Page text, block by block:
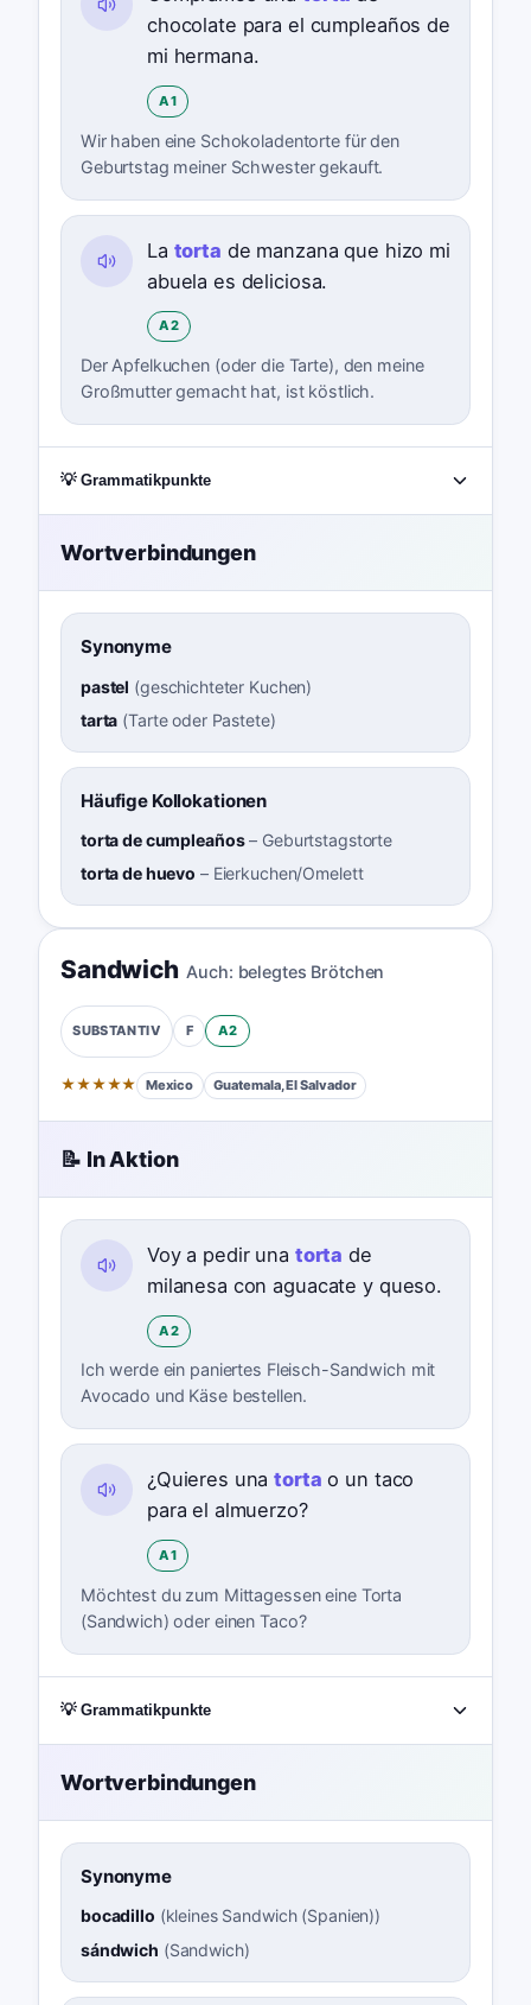
chocolate para el cumpleaños de
mi hermana.
A1
Wir haben eine Schokoladentorte für den
Geburtstag meiner Schwester gekauft.
La torta de manzana que hizo mi
abuela es deliciosa.
A2
Der Apfelkuchen (oder die Tarte), den meine
Großmutter gemacht hat, ist köstlich.
💡 Grammatikpunkte
Wortverbindungen
Synonyme
pastel (geschichteter Kuchen)
tarta (Tarte oder Pastete)
Häufige Kollokationen
torta de cumpleaños– Geburtstagstorte
torta de huevo – Eierkuchen/Omelett
Sandwich Auch: belegtes Brötchen
SUBSTANTIV F A2
★★★★★ Mexico Guatemala, El Salvador
📝 In Aktion
Voy a pedir una torta de
milanesa con aguacate y queso.
A2
Ich werde ein paniertes Fleisch-Sandwich mit
Avocado und Käse bestellen.
¿Quieres unatorta o un taco
para el almuerzo?
A1
Möchtest du zum Mittagessen eine Torta
(Sandwich) oder einen Taco?
💡 Grammatikpunkte
Wortverbindungen
Synonyme
bocadillo (kleines Sandwich (Spanien))
sándwich (Sandwich)